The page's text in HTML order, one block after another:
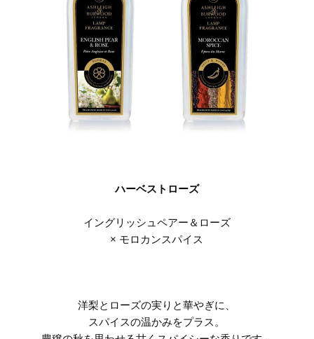
ハーベストローズ
イングリッシュペアー＆ローズ
× モロカンスパイス
洋梨とローズの実りと華やぎに、
スパイスの温かみをプラス。